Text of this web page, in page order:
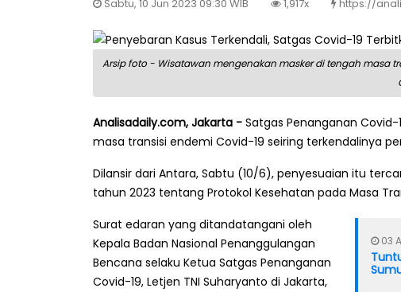
Sabtu, 10 Jun 2023 09:30 WIB 1,917x https://
Arsip foto - Wisatawan mengenakan masker di tengah masa
Analisadaily.com, Jakarta - Satgas Penanganan
masa transisi endemi Covid-19 seiring terkendalinya
Dilansir dari Antara, Sabtu (10/6), penyesuaian itu
tahun 2023 tentang Protokol Kesehatan pada Masa
03
Surat edaran yang ditandatangani oleh
Kepala Badan Nasional Penanggulangan
Bencana selaku Ketua Satgas Penanganan
Covid-19, Letjen TNI Suharyanto di Jakarta,